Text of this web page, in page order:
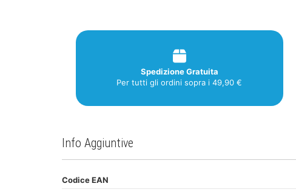
Spedizione Gratuita
Per tutti gli ordini sopra i 49,90 €
Info Aggiuntive
Codice EAN